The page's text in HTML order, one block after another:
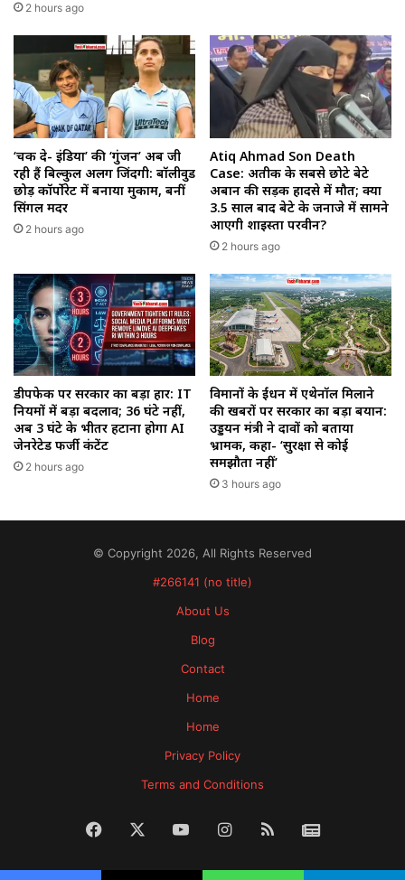
2 hours ago
‘चक दे- इंडिया’ की ‘गुंजन’ अब जी
रही हैं बिल्कुल अलग जिंदगी: बॉलीवुड
छोड़ कॉर्पोरेट में बनाया मुकाम, बनीं
सिंगल मदर
2 hours ago
Atiq Ahmad Son Death
Case: अतीक के सबसे छोटे बेटे
अबान की सड़क हादसे में मौत; क्या
3.5 साल बाद बेटे के जनाजे में सामने
आएगी शाइस्ता परवीन?
2 hours ago
डीपफेक पर सरकार का बड़ा प्रहार: IT
नियमों में बड़ा बदलाव; 36 घंटे नहीं,
अब 3 घंटे के भीतर हटाना होगा AI
जेनरेटेड फर्जी कंटेंट
2 hours ago
विमानों के ईंधन में एथेनॉल मिलाने
की खबरों पर सरकार का बड़ा बयान:
उड्डयन मंत्री ने दावों को बताया
भ्रामक, कहा- ‘सुरक्षा से कोई
समझौता नहीं’
3 hours ago
© Copyright 2026, All Rights Reserved
#266141 (no title)
About Us
Blog
Contact
Home
Home
Privacy Policy
Terms and Conditions
Facebook YouTubeInstagram
RSS News